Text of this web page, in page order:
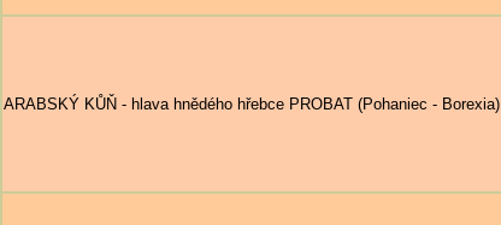
ARABSKÝ KŮŇ - hlava hnědého hřebce PROBAT (Pohaniec - Borexia).